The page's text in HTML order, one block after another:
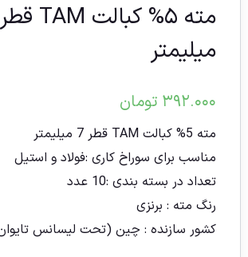
میلیمتر
۳۹۲.۰۰۰ تومان
مته 5% کبالت TAM قطر 7 میلیمتر
مناسب برای سوراخ کاری :فولاد و استیل
تعداد در بسته بندی :10 عدد
رنگ مته : برنزی
کشور سازنده : چین (تحت لیسانس